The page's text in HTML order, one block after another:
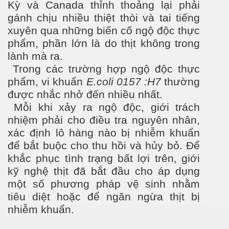
Kỳ và Canada thỉnh thoảng lại phải
gánh chịu nhiều thiệt thòi và tai tiếng
xuyên qua những biến cố ngộ độc thực
phẩm, phần lớn là do thịt không trong
lành mà ra.
Trong các trường hợp ngộ độc thực
phẩm, vi khuẩn E.coli 0157 :H7thường
được nhắc nhở đến nhiều nhất.
Mỗi khi xảy ra ngộ độc, giới trách
nhiệm phải cho điều tra nguyên nhân,
xác định lô hàng nào bị nhiễm khuẩn
để bắt buộc cho thu hồi và hủy bỏ. Để
khắc phục tình trạng bất lợi trên, giới
kỹ nghệ thịt đã bắt đầu cho áp dụng
một số phương pháp vệ sinh nhằm
tiêu diệt hoặc để ngăn ngừa thịt bị
nhiễm khuẩn.